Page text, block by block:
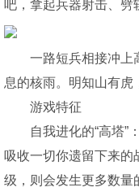
吧，拿起兵器射击、劈
一路短兵相接冲上
息的核雨。明知山有虎
游戏特征
自我进化的“高塔”
吸收一切你遗留下来
级，则会发生更多数量